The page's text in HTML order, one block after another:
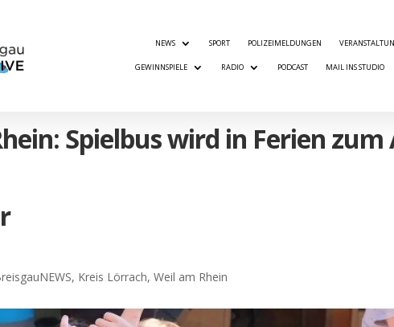
NEWS SPORT POLIZEIMELDUNGEN
GEWINNSPIELE RADIO PODCAST MAIL INS STUDIO
Spielbus wird in Ferien zum
, Kreis Lörrach,Weil am Rhein